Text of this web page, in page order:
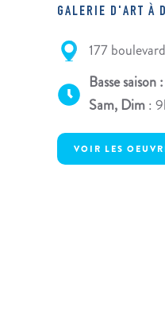
GALERIE D'ART À
177
Basse saison :
Sam, Dim:
VOIR LES